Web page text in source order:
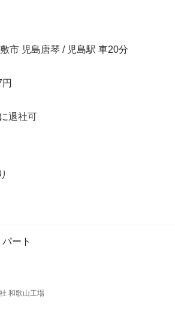
市 児島唐琴 / 児島駅 車20分
退社可
ート
和歌山工場